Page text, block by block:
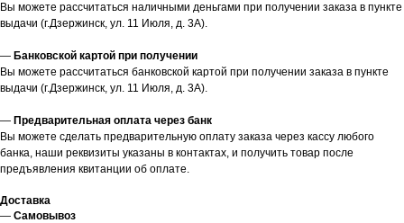
Вы можете рассчитаться наличными деньгами при получении заказа в пункте
выдачи (г.Дзержинск, ул. 11 Июля, д. 3А).
— Банковской картой при получении
Вы можете рассчитаться банковской картой при получении заказа в пункте
выдачи (г.Дзержинск, ул. 11 Июля, д. 3А).
— Предварительная оплата через банк
Вы можете сделать предварительную оплату заказа через кассу любого
банка, наши реквизиты указаны в контактах, и получить товар после
предъявления квитанции об оплате.
Доставка
— Самовывоз